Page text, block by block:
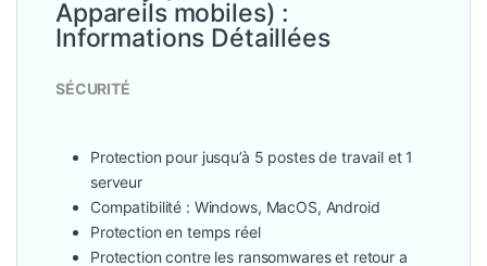
Appareils mobiles) :
Informations Détaillées
SÉCURITÉ
Protection pour jusqu’à 5 postes de travail et 1
serveur
Compatibilité : Windows, MacOS, Android
Protection en temps réel
Protection contre les ransomwares et retour a